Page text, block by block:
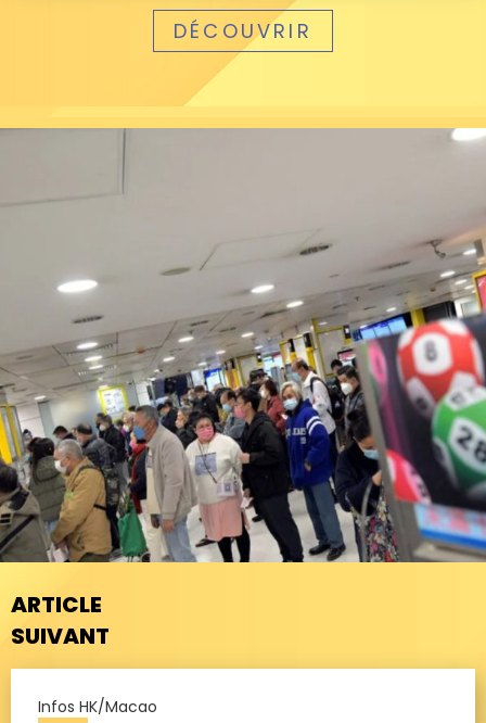
DÉCOUVRIR
ARTICLE
SUIVANT
Infos HK/Macao